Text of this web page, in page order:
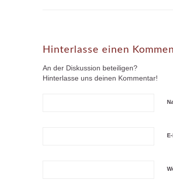
Hinterlasse einen
An der Diskussion beteiligen?
Hinterlasse uns deinen Kommentar!